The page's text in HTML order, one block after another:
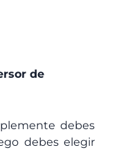
de
debes
debes elegir